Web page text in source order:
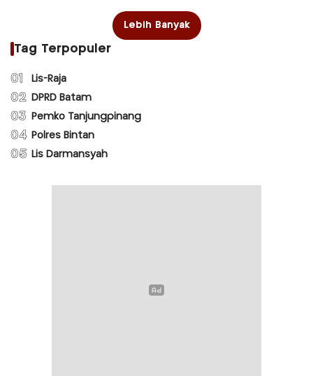
Lebih Banyak
Tag Terpopuler
01 Lis-Raja
02 DPRD Batam
03 Pemko Tanjungpinang
04 Polres Bintan
05 Lis Darmansyah